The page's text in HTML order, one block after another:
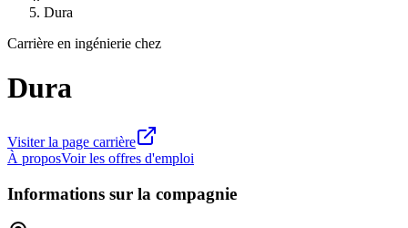
Dura
Carrière en ingénierie chez
Dura
Visiter la page carrière
À proposVoir les offres d'emploi
Informations sur la compagnie